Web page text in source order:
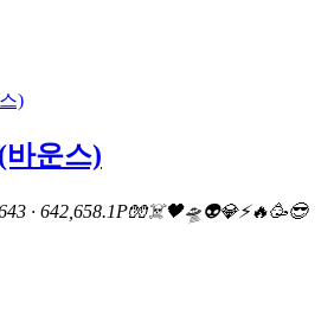
운스)
· 642,658.1P🧤☠️🖤🛸👽💎⚡🔥🥳😎